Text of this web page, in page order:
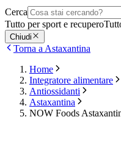
Cerca
Tutto per sport e recupero
Chiudi
Torna a Astaxantina
Home
Integratore alimentare
Antiossidanti
Astaxantina
NOW Foods